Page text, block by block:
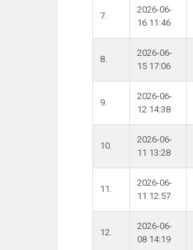
7.
2026-06-
16 11:46
8.
2026-06-
15 17:06
9.
2026-06-
12 14:38
10.
2026-06-
11 13:28
11.
2026-06-
11 12:57
12.
2026-06-
08 14:19